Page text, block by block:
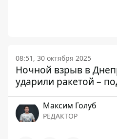
08:51, 30 октября 2025
Ночной взрыв в
ударили ракетой –
Максим Голуб
РЕДАКТОР